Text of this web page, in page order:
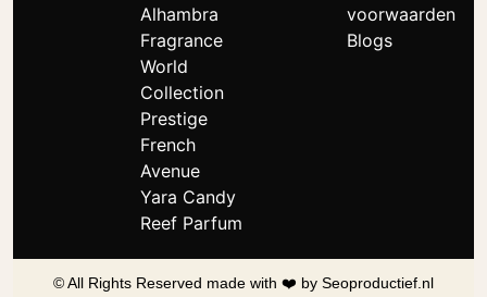
Alhambra
Fragrance
World
Collection
Prestige
French
Avenue
Yara Candy
Reef Parfum
voorwaarden
Blogs
© All Rights Reserved made with ❤️ by Seoproductief.nl